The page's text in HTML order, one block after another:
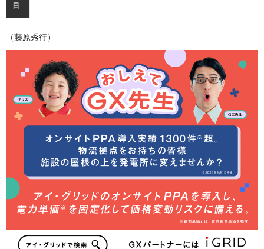
日
（藤原秀行）